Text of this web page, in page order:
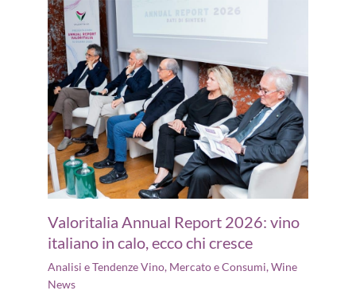
Valoritalia Annual Report 2026: vino
italiano in calo, ecco chi cresce
Analisi e Tendenze Vino, Mercato e Consumi,Wine
News